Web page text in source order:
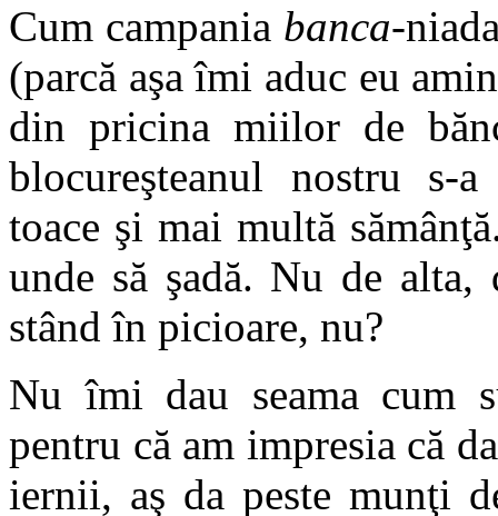
Cum campania banca-
(parcă aşa îmi aduc eu
din pricina miilor de
blocureşteanul nostru s-
toace şi mai multă
unde să şadă. Nu de alta,
stând în picioare, nu?
Nu îmi dau seama cum
pentru că am impresia că
iernii, aş da peste munţi